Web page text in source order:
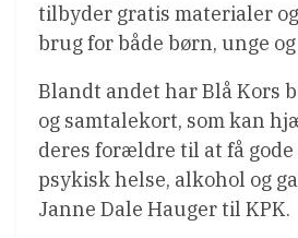
tilbyder gratis materialer
brug for både børn, unge
Blandt andet har Blå Kors
og samtalekort, som kan
deres forældre til at få
psykisk helse, alkohol og
Janne Dale Hauger til KPK.